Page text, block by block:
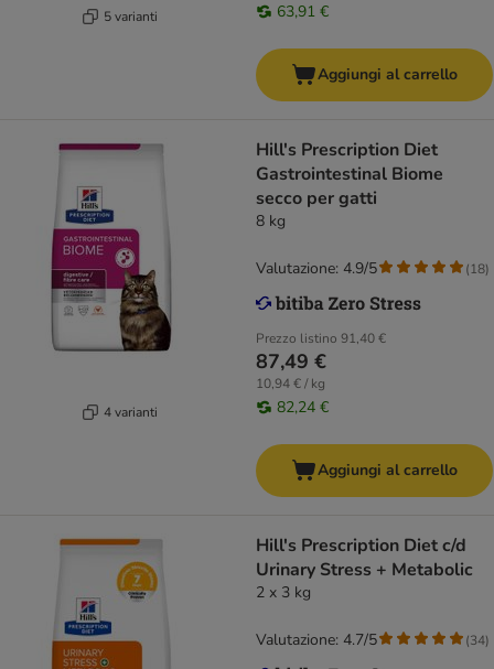
5 varianti 63,91 €
Aggiungi al carrello
4 varianti
Hill's Prescription Diet
Gastrointestinal Biome
secco per gatti
8 kg
Prezzo listino 91,40 €
87,49 €
10,94 € / kg
82,24 €
Valutazione: 4.9/5 (18)
Aggiungi al carrello
Hill's Prescription Diet c/d
Urinary Stress + Metabolic
2 x 3 kg
Valutazione: 4.7/5 (34)